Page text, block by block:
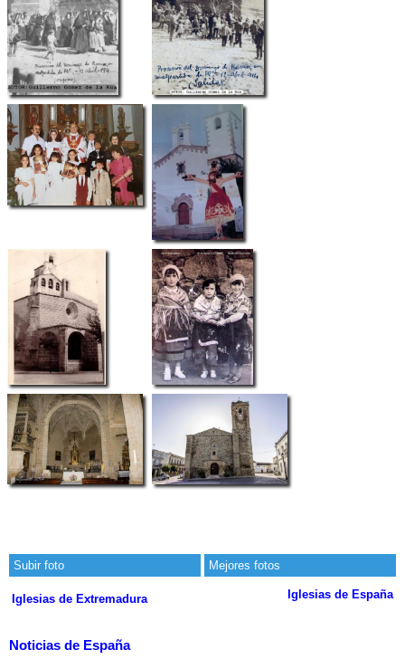
Subir foto Mejores fotos
Iglesias de Extremadura Iglesias de España
Noticias de España